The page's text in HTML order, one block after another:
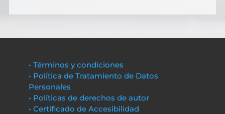
• Términos y condiciones
• Política de Tratamiento de Datos
Personales
• Políticas de derechos de autor
• Certificado de Accesibilidad